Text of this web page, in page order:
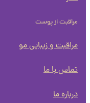
مراقبت از پوست
مراقبت و زیبایی مو
تماس با ما
درباره ما